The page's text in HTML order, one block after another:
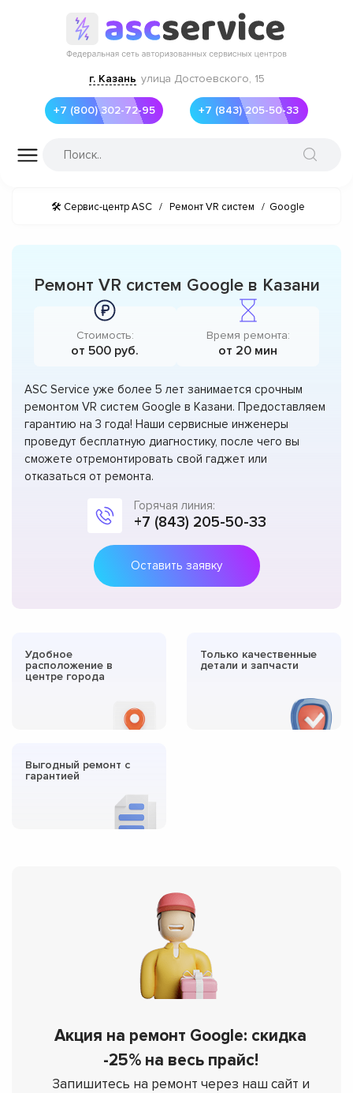
г. Казань улица Достоевского, 15
+7 (800) 302-72-95 +7 (843) 205-50-33
🛠 Сервис-центр ASC / Ремонт VR систем / Google
Ремонт VR систем Google в Казани
Стоимость:
от 500 руб.
Время ремонта:
от 20 мин
ASC Service уже более 5 лет занимается срочным
ремонтом VR систем Google в Казани. Предоставляем
гарантию на 3 года! Наши сервисные инженеры
проведут бесплатную диагностику, после чего вы
сможете отремонтировать свой гаджет или
отказаться от ремонта.
Горячая линия:
+7 (843) 205-50-33
Оставить заявку
Удобное
расположение в
центре города
Только качественные
детали и запчасти
Выгодный ремонт с
гарантией
Акция на ремонт Google: скидка
-25% на весь прайс!
Запишитесь на ремонт через наш сайт и